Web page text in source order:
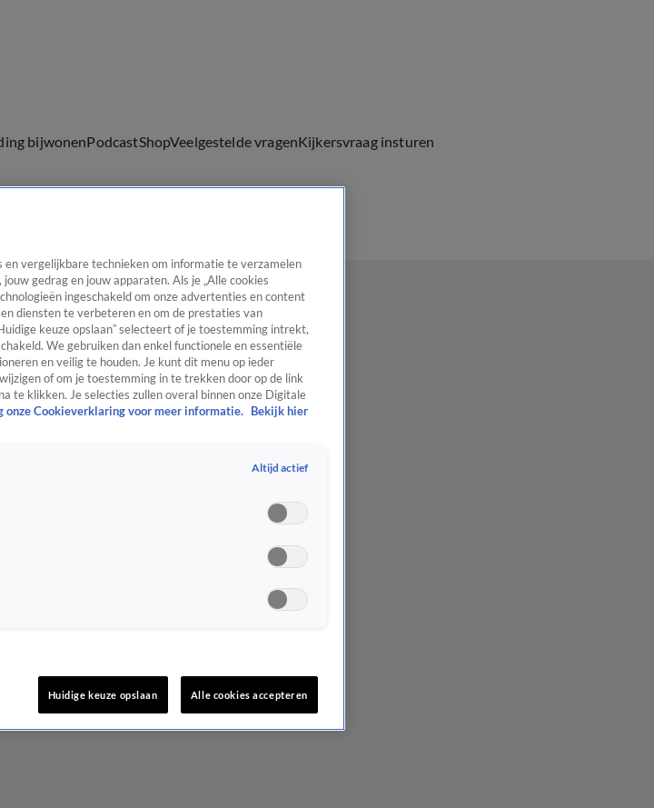
bijwonenPodcastShopVeelgestelde vragenKijkersvraag insturen
en vergelijkbare technieken om informatie te verzamelen
gedrag en jouw apparaten. Als je „Alle cookies
ingeschakeld om onze advertenties en content
diensten te verbeteren en om de prestaties van
keuze opslaan” selecteert of je toestemming intrekt,
We gebruiken dan enkel functionele en essentiële
en veilig te houden. Je kunt dit menu op ieder
of om je toestemming in te trekken door op de link
te klikken. Je selecties zullen overal binnen onze Digitale
onze Cookieverklaring voor meer informatie. Bekijk hier
Altijd actief
Huidige keuze opslaan Alle cookies accepteren